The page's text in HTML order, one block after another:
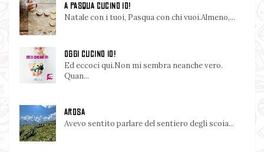
A PASQUA CUCINO IO!
Natale con i tuoi, Pasqua con chi vuoi.Almeno,...
OGGI CUCINO IO!
Ed eccoci qui.Non mi sembra neanche vero.
Quan...
AROSA
Avevo sentito parlare del sentiero degli scoia...